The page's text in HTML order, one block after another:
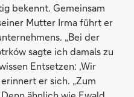
bekennt. Gemeinsam
Mutter Irma führt er
„Bei der
sagte ich damals zu
Entsetzen: ,Wir
er sich. „Zum